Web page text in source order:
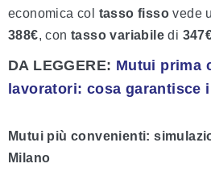
economica col tasso fisso vede
388€, contasso variabile di
DA LEGGERE: Mutui prima
lavoratori: cosa garantisce
Mutui più convenienti:
Milano